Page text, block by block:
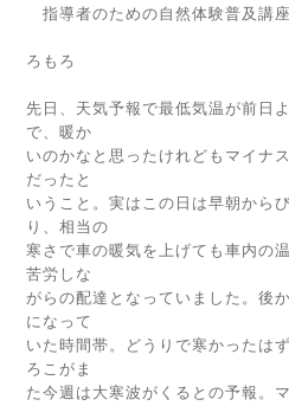
指導者のための自然体験普及講
その
ろもろ
先日、天気予報で最低気温が前日
で、暖か
いのかなと思ったけれどもマイナ
だったと
いうこと。実はこの日は早朝から
り、相当の
寒さで車の暖気を上げても車内の
苦労しな
がらの配達となっていました。後
になって
いた時間帯。どうりで寒かったは
ろこがま
た今週は大寒波がくるとの予報。